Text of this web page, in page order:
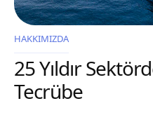
HAKKIMIZDA
25 Yıldır
Tecrübe